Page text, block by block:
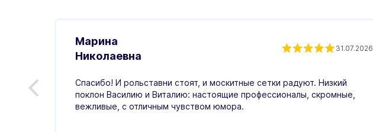
Марина
Николаевна
31.07.2026
Спасибо! И рольставни стоят, и москитные сетки радуют. Низкий
поклон Василию и Виталию: настоящие профессионалы, скромные,
вежливые, с отличным чувством юмора.